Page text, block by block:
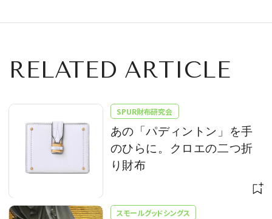
RELATED ARTICLE
SPUR財布研究会
あの「パディントン」を手
のひらに。クロエの二つ折
り財布
スモールグッドシングス